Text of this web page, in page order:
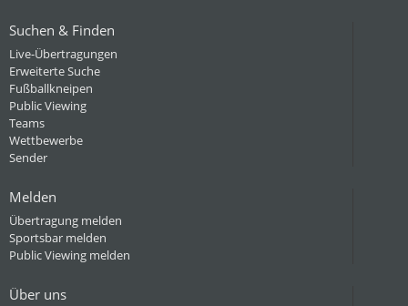
Suchen & Finden
Live-Übertragungen
Erweiterte Suche
Fußballkneipen
Public Viewing
Teams
Wettbewerbe
Sender
Melden
Übertragung melden
Sportsbar melden
Public Viewing melden
Über uns